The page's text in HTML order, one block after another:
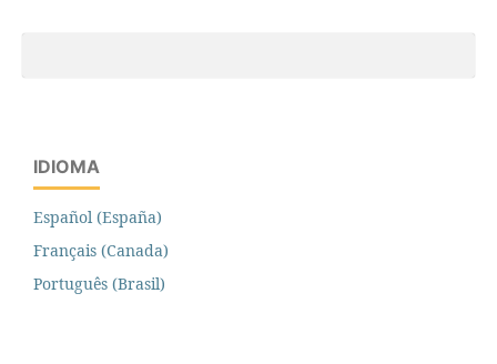
IDIOMA
Español (España)
Français (Canada)
Português (Brasil)